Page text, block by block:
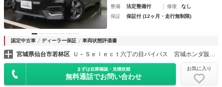
整備
法定整備付 修復
なし
保証
保証付 (12ヶ月・走行無制限)
認定中古車 ディーラー保証 車両状態評価書
宮城県仙台市若林区 Ｕ－Ｓｅｌｅｃｔ六丁の目バイパス 宮城ホンダ販売（株）
まずは在庫確認・見積依頼
無料通話でお問い合わせ
お気に入り